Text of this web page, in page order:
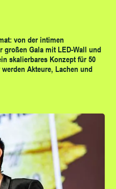
von der intimen
großen Gala mit LED-Wall und
skalierbares Konzept für 50
Akteure, Lachen und